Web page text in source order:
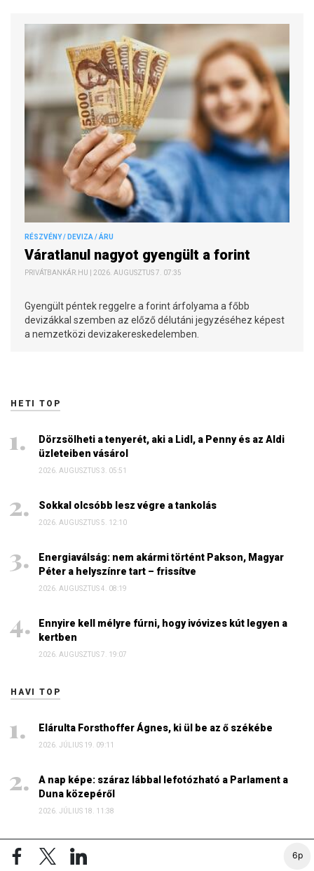
6p
RÉSZVÉNY / DEVIZA / ÁRU
Váratlanul nagyot gyengült a forint
PRIVÁTBANKÁR.HU | 2026. AUGUSZTUS 7. 07:35
Gyengült péntek reggelre a forint árfolyama a főbb
devizákkal szemben az előző délutáni jegyzéséhez képest
a nemzetközi devizakereskedelemben.
HETI TOP
Dörzsölheti a tenyerét, aki a Lidl, a Penny és az Aldi
üzleteiben vásárol
2026. AUGUSZTUS 3. 05:51
Sokkal olcsóbb lesz végre a tankolás
2026. AUGUSZTUS 5. 12:10
Energiaválság: nem akármi történt Pakson, Magyar
Péter a helyszínre tart – frissítve
2026. AUGUSZTUS 4. 08:19
Ennyire kell mélyre fúrni, hogy ivóvizes kút legyen a
kertben
2026. AUGUSZTUS 7. 19:07
HAVI TOP
Elárulta Forsthoffer Ágnes, ki ül be az ő székébe
2026. JÚLIUS 19. 09:11
A nap képe: száraz lábbal lefotózható a Parlament a
Duna közepéről
2026. JÚLIUS 18. 11:38
Dörzsölheti a tenyerét, aki a Lidl, a Penny és az Aldi
üzleteiben vásárol